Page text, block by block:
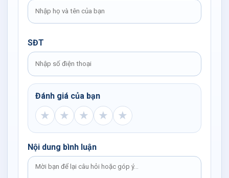
SĐT
Đánh giá của bạn
★ ★ ★ ★ ★
Nội dung bình luận